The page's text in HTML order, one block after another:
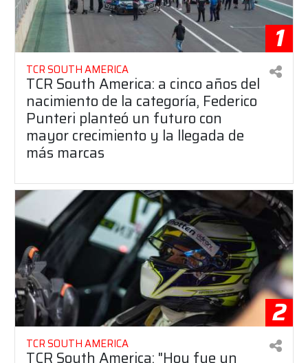
1
TCR SOUTH AMERICA
TCR South America: a cinco años del
nacimiento de la categoría, Federico
Punteri planteó un futuro con
mayor crecimiento y la llegada de
más marcas
2
TCR SOUTH AMERICA
TCR South America: "Hoy fue un